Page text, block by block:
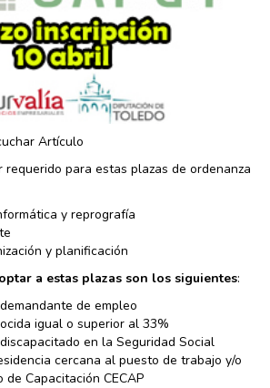
Artículo
para estas plazas de ordenanza
y reprografía
y planificación
a estas plazas son los siguientes:
de empleo
igual o superior al 33%
en la Seguridad Social
cercana al puesto de trabajo y/o
Capacitación CECAP